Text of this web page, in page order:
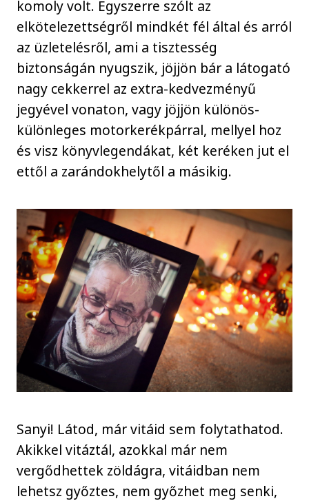
komoly volt. Egyszerre szólt az
elkötelezettségről mindkét fél által és arról
az üzletelésről, ami a tisztesség
biztonságán nyugszik, jöjjön bár a látogató
nagy cekkerrel az extra-kedvezményű
jegyével vonaton, vagy jöjjön különös-
különleges motorkerékpárral, mellyel hoz
és visz könyvlegendákat, két keréken jut el
ettől a zarándokhelytől a másikig.
Sanyi! Látod, már vitáid sem folytathatod.
Akikkel vitáztál, azokkal már nem
vergődhettek zöldágra, vitáidban nem
lehetsz győztes, nem győzhet meg senki,